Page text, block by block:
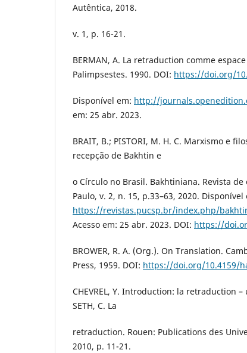
Autêntica, 2018.
v. 1, p. 16-21.
BERMAN, A. La retraduction comme
Palimpsestes. 1990. DOI: https://doi.org/
Disponível em: http://
em: 25 abr. 2023.
BRAIT, B.; PISTORI, M. H. C. Marxismo e
recepção de Bakhtin e
o Círculo no Brasil. Bakhtiniana. Revista
Paulo, v. 2, n. 15, p.33–63, 2020. Disponível
https://revistas.pucsp.br/index.php/
Acesso em: 25 abr. 2023. DOI: https://
BROWER, R. A. (Org.). On Translation.
Press, 1959. DOI: https://doi.org/10.4159/
CHEVREL, Y. Introduction: la retraduction
SETH, C. La
retraduction. Rouen: Publications des
2010, p. 11-21.